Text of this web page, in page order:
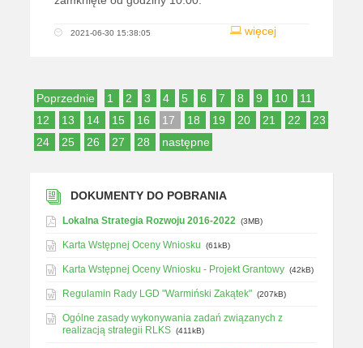
więcej
2021-06-30 15:38:05
Poprzednie 1 2 3 4 5 6 7 8 9 10
11
12
13 14 15 16 17 18 19 20 21 22
23
24
25 26 27 28 następne
DOKUMENTY DO POBRANIA
Lokalna Strategia Rozwoju 2016-2022 (3MB)
Karta Wstępnej Oceny Wniosku (61kB)
Karta Wstępnej Oceny Wniosku - Projekt Grantowy (42kB)
Regulamin Rady LGD "Warmiński Zakątek" (207kB)
Ogólne zasady wykonywania zadań związanych z
realizacją strategii RLKS (411kB)